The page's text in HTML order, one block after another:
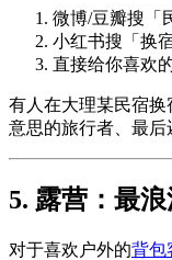
微博/豆瓣搜「
小红书搜「换
直接给你喜欢
有人在大理某民宿
意思的旅行者、最后
5. 露营：最
对于喜欢户外的背包